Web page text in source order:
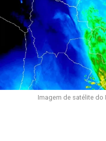
Imagem de satélite do